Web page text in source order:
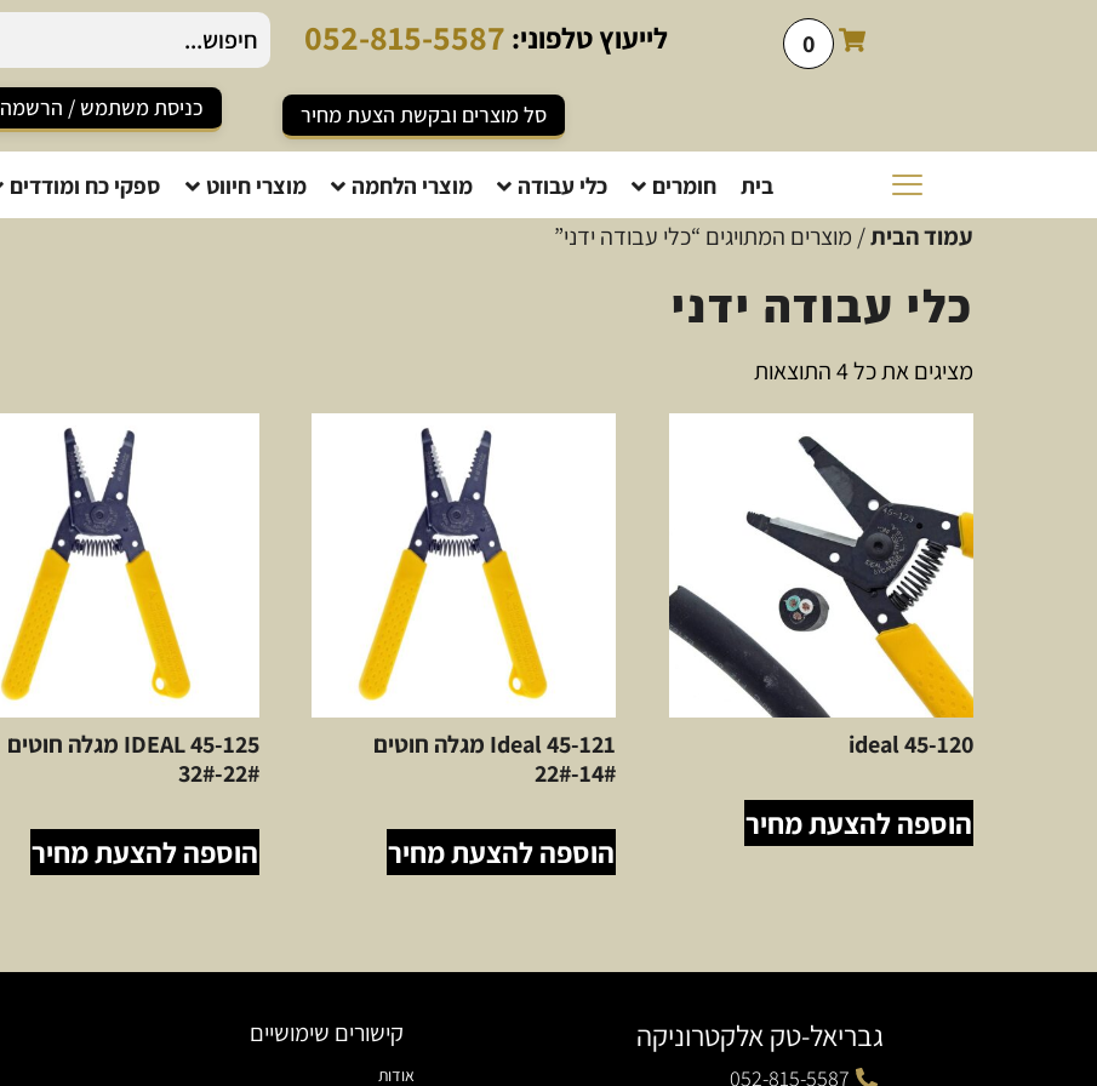
0 לייעוץטלפוני: 52-815-5587
סל מוצרים ובקשת הצעת מחיר כניסת משתמש / הרשמה
בית חומרים כלי עבודה מוצרי הלחמה מוצרי חיווט ספקי כח ומודדים
עמוד הבית/ מוצרים המתויגים “כלי עבודה ידני”
כלי עבודה ידני
מציגים את כל ⁦4⁩ התוצאות
45-120 ideal
הוספה להצעת מחיר
Ideal 45-121 מגלה חוטים
14#-22#
הוספה להצעת מחיר
IDEAL 45-125 מגלה חוטים
22#-32#
הוספה להצעת מחיר
גבריאל-טק אלקטרוניקה
052-815-5587
קישורים שימושיים
אודות